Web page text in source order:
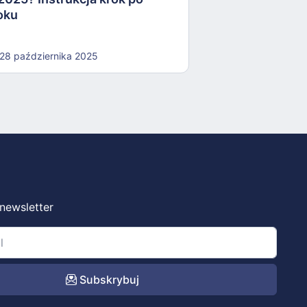
28 października 2025
Subskrybuj